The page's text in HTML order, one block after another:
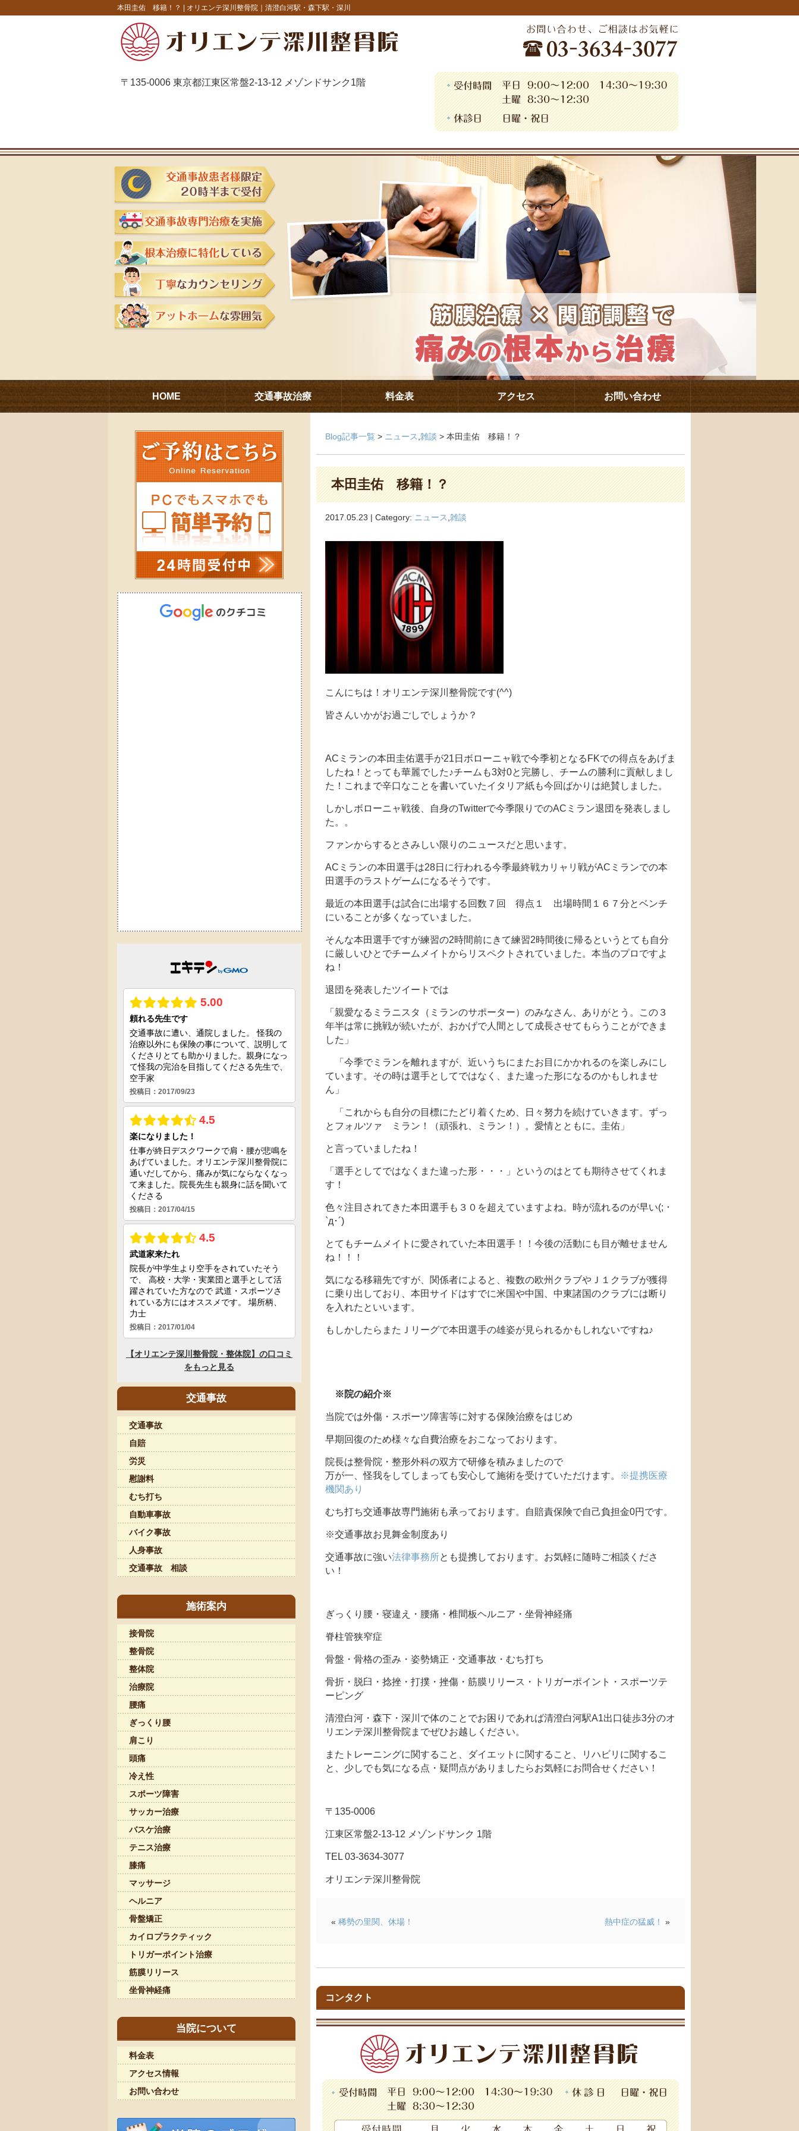
本田圭佑 移籍！？ | オリエンテ深川整骨院｜清澄白河駅・森下駅・深川
〒135-0006 東京都江東区常盤2-13-12 メゾンドサンク1階
HOME 交通事故治療 料金表 アクセス お問い合わせ
Blog記事一覧 > ニュース 雑談 > 本田圭佑 移籍！？
本田圭佑 移籍！？
2017.05.23 | Category: ニュース 雑談
こんにちは！オリエンテ深川整骨院です(^^)
皆さんいかがお過ごしでしょうか？
ACミランの本田圭佑選手が21日ボローニャ戦で今季初となるFKでの得点をあげま
したね！とっても華麗でした♪チームも3対0と完勝し、チームの勝利に貢献しまし
た！これまで辛口なことを書いていたイタリア紙も今回ばかりは絶賛しました。
しかしボローニャ戦後、自身のTwitterで今季限りでのACミラン退団を発表しまし
た。。
ファンからするとさみしい限りのニュースだと思います。
ACミランの本田選手は28日に行われる今季最終戦カリャリ戦がACミランでの本
田選手のラストゲームになるそうです。
最近の本田選手は試合に出場する回数７回 得点１ 出場時間１６７分とベンチ
にいることが多くなっていました。
そんな本田選手ですが練習の2時間前にきて練習2時間後に帰るというとても自分
に厳しいひとでチームメイトからリスペクトされていました。本当のプロですよ
ね！
退団を発表したツイートでは
「親愛なるミラニスタ（ミランのサポーター）のみなさん、ありがとう。この３
年半は常に挑戦が続いたが、おかげで人間として成長させてもらうことができま
した」
「今季でミランを離れますが、近いうちにまたお目にかかれるのを楽しみにし
ています。その時は選手としてではなく、また違った形になるのかもしれませ
ん」
「これからも自分の目標にたどり着くため、日々努力を続けていきます。ずっ
とフォルツァ ミラン！（頑張れ、ミラン！）。愛情とともに。圭佑」
と言っていましたね！
「選手としてではなくまた違った形・・・」というのはとても期待させてくれま
す！
色々注目されてきた本田選手も３０を超えていますよね。時が流れるのが早い(; ･
`д･´)
とてもチームメイトに愛されていた本田選手！！今後の活動にも目が離せません
ね！！！
気になる移籍先ですが、関係者によると、複数の欧州クラブやＪ１クラブが獲得
に乗り出しており、本田サイドはすでに米国や中国、中東諸国のクラブには断り
を入れたといいます。
もしかしたらまたＪリーグで本田選手の雄姿が見られるかもしれないですね♪
※院の紹介※
当院では外傷・スポーツ障害等に対する保険治療をはじめ
早期回復のため様々な自費治療をおこなっております。
院長は整骨院・整形外科の双方で研修を積みましたので
万が一、怪我をしてしまっても安心して施術を受けていただけます。
※提携医療
機関あり
むち打ち交通事故専門施術も承っております。自賠責保険で自己負担金0円です。
※交通事故お見舞金制度あり
交通事故に強い法律事務所とも提携しております。お気軽に随時ご相談くださ
い！
ぎっくり腰・寝違え・腰痛・椎間板ヘルニア・坐骨神経痛
脊柱管狭窄症
骨盤・骨格の歪み・姿勢矯正・交通事故・むち打ち
骨折・脱臼・捻挫・打撲・挫傷・筋膜リリース・トリガーポイント・スポーツテ
ーピング
清澄白河・森下・深川で体のことでお困りであれば清澄白河駅A1出口徒歩3分のオ
リエンテ深川整骨院までぜひお越しください。
またトレーニングに関すること、ダイエットに関すること、リハビリに関するこ
と、少しでも気になる点・疑問点がありましたらお気軽にお問合せください！
〒135-0006
江東区常盤2-13-12 メゾンドサンク 1階
TEL 03-3634-3077
オリエンテ深川整骨院
熱中症の猛威！ »
« 稀勢の里関、休場！
コンタクト
交通事故
交通事故
自賠
労災
慰謝料
むち打ち
自動車事故
バイク事故
人身事故
交通事故 相談
施術案内
接骨院
整骨院
整体院
治療院
腰痛
ぎっくり腰
肩こり
頭痛
冷え性
スポーツ障害
サッカー治療
バスケ治療
テニス治療
膝痛
マッサージ
ヘルニア
骨盤矯正
カイロプラクティック
トリガーポイント治療
筋膜リリース
坐骨神経痛
当院について
料金表
アクセス情報
お問い合わせ